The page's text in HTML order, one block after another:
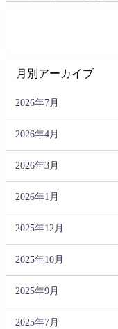
月別アーカイブ
2026年7月
2026年4月
2026年3月
2026年1月
2025年12月
2025年10月
2025年9月
2025年7月